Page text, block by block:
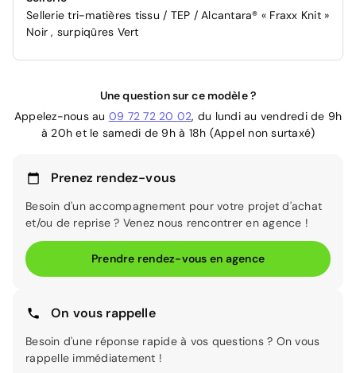
Sellerie tri-matières tissu / TEP / Alcantara® « Fraxx Knit »
Noir , surpiqûres Vert
Une question sur ce modèle ?
Appelez-nous au 09 72 72 20 02, du lundi au vendredi de 9h
à 20h et le samedi de 9h à 18h (Appel non surtaxé)
Prenez rendez-vous
Besoin d'un accompagnement pour votre projet d'achat
et/ou de reprise ? Venez nous rencontrer en agence !
Prendre rendez-vous en agence
On vous rappelle
Besoin d'une réponse rapide à vos questions ? On vous
rappelle immédiatement !